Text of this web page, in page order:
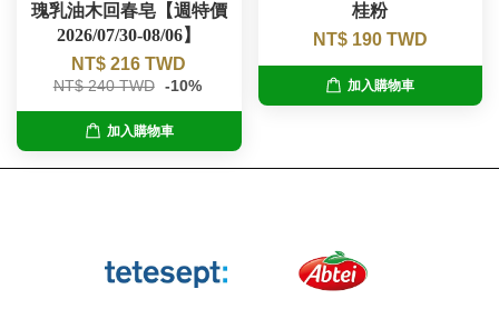
瑰乳油木回春皂【週特價
2026/07/30-08/06】
NT$ 216 TWD
NT$ 240 TWD -10%
加入購物車
桂粉
NT$ 190 TWD
加入購物車